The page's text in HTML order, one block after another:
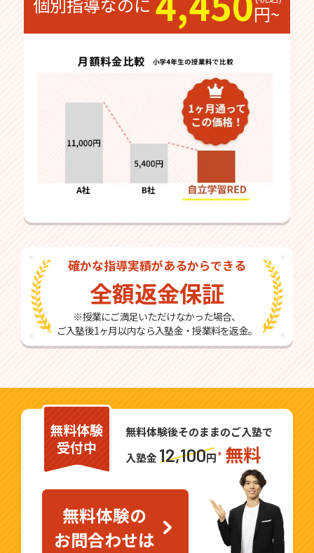
円~
確かな指導実績があるからできる
全額返金保証
※授業にご満足いただけなかった場合、
ご入塾後1ヶ月以内なら入塾金・授業料を返金。
無料体験
受付中
無料体験後そのままのご入塾で
入塾金 12,100円 無料
無料体験の
お問合わせは